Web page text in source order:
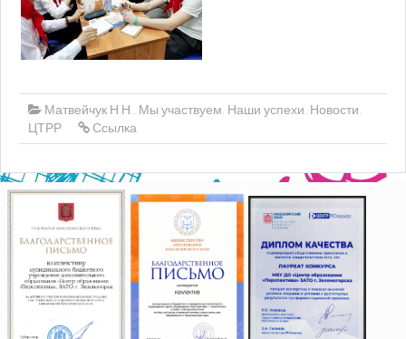
Матвейчук Н.Н. Мы участвуем Наши успехи Новости
ЦТРР
Ссылка